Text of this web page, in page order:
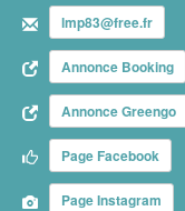
lmp83@free.fr
Annonce Booking
Annonce Greengo
Page Facebook
Page Instagram